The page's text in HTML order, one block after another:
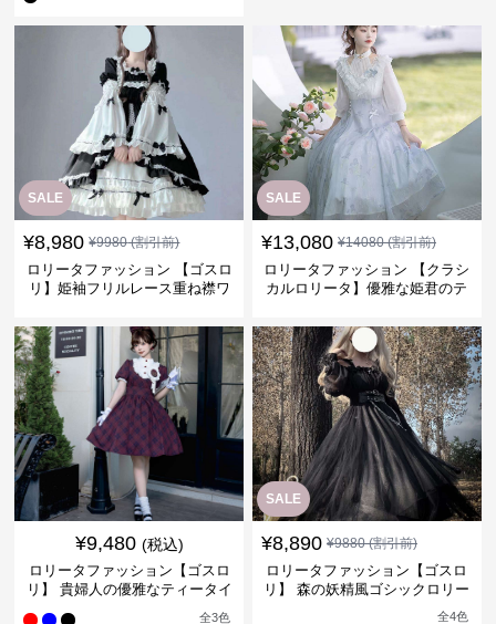
SALE
¥8,980 ¥9980(割引前)
ロリータファッション 【ゴスロ
リ】姫袖フリルレース重ね襟ワ
SALE
¥13,080 ¥14080(割引前)
ロリータファッション 【クラシ
カルロリータ】優雅な姫君のテ
¥9,480 (税込)
ロリータファッション【ゴスロ
リ】 貴婦人の優雅なティータイ
全3色
SALE
¥8,890 ¥9880(割引前)
ロリータファッション【ゴスロ
リ】 森の妖精風ゴシックロリー
全4色